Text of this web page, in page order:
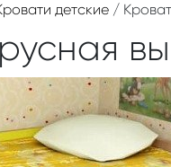
детские /